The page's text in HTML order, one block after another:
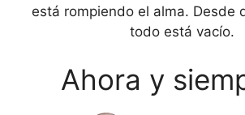
está rompiendo el alma. Desde
todo está vacío.
Ahora y